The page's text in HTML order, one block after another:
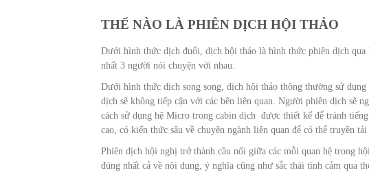
THẾ NÀO LÀ PHIÊN DỊCH HỘI THẢO
Dưới hình thức dịch đuổi, dịch hội thảo là hình thức phiên dịch
nhất 3 người nói chuyện với nhau.
Dưới hình thức dịch song song, dịch hội thảo thông thường sử
dịch sẽ không tiếp cận với các bên liên quan. Người phiên dịch sẽ
cách sử dụng hệ Micro trong cabin dịch được thiết kế để tránh
cao, có kiến thức sâu về chuyên ngành liên quan để có thể truyền
Phiên dịch hội nghị trở thành cầu nối giữa các mỗi quan hệ trong
đúng nhất cả về nội dung, ý nghĩa cũng như sắc thái tình cảm qua